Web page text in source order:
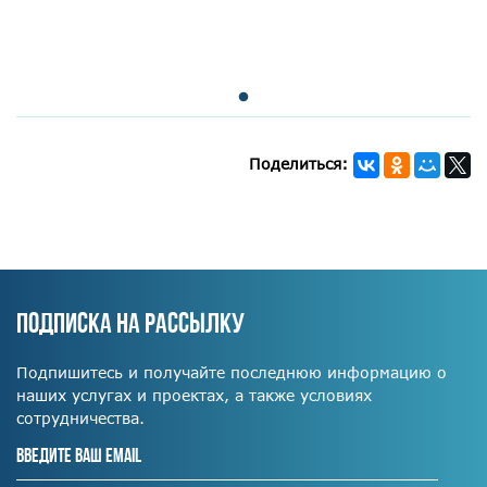
Поделиться:
ПОДПИСКА НА РАССЫЛКУ
Подпишитесь и получайте последнюю информацию о
наших услугах и проектах, а также условиях
сотрудничества.